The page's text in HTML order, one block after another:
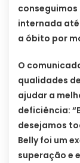
internada
a óbito por
O
qualidades
ajudar a
deficiência:
desejamos
Belly foi um
superação e